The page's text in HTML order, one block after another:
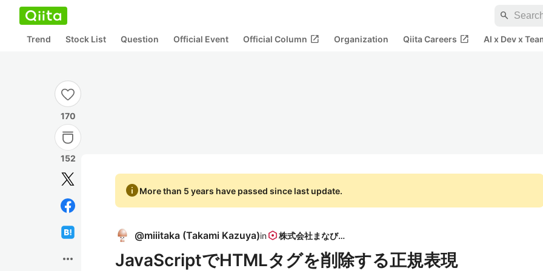
search
Trend Stock List Question Official Event Official Column open_in_new Organization Qiita Careers open_in_new AI x Dev x
170
152
more_horiz
infoMore than 5 years have passed since last update.
@miiitaka (Takami Kazuya)in 株式会社まなびと
JavaScriptでHTMLタグを削除する正規表現